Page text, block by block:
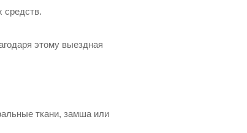
средств.
этому выездная
ткани, замша или